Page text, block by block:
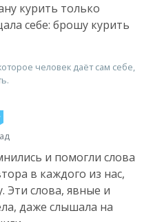
курить только
себе: брошу курить
человек даёт сам себе,
и помогли слова
в каждого из нас,
Эти слова, явные и
даже слышала на